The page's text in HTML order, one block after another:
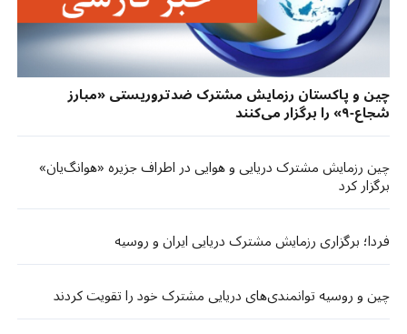
چین و پاکستان رزمایش مشترک ضدتروریستی «مبارز
شجاع-٩» را برگزار می‌کنند
چین رزمایش مشترک دریایی و هوایی در اطراف جزیره «هوانگ‌یان»
برگزار کرد
فردا؛ برگزاری رزمایش مشترک دریایی ایران و روسیه
چین و روسیه توانمندی‌های دریایی مشترک خود را تقویت کردند